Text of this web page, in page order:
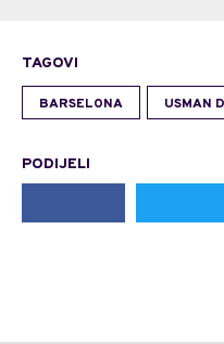
TAGOVI
BARSELONA USMAN
PODIJELI